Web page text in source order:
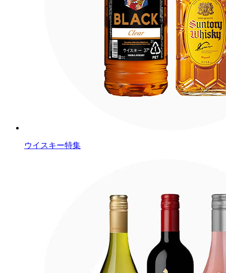
ウイスキー特集